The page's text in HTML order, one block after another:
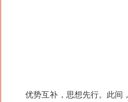
优势互补，思想先行。此间